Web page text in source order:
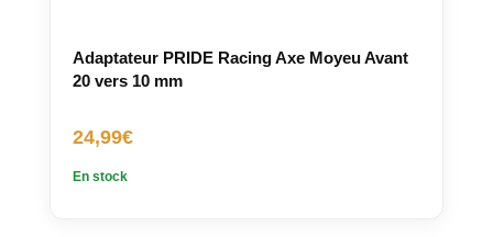
Adaptateur PRIDE Racing Axe Moyeu Avant
20 vers 10 mm
24,99€
En stock